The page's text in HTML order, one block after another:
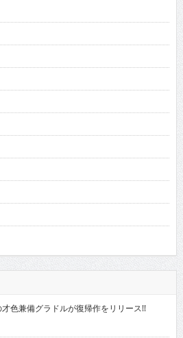
色兼備グラドルが復帰作をリリース!!